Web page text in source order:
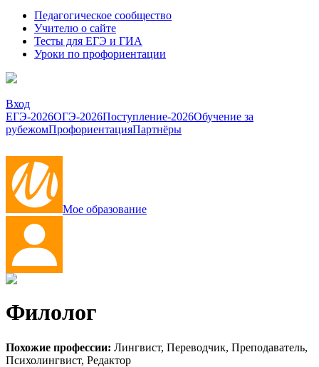
Педагогическое сообщество
Учителю о сайте
Тесты для ЕГЭ и ГИА
Уроки по профориентации
Вход
ЕГЭ-2026ОГЭ-2026Поступление-2026Обучение за
рубежомПрофориентацияПартнёры
Мое образование
Филолог
Похожие профессии: Лингвист, Переводчик, Преподаватель,
Психолингвист, Редактор